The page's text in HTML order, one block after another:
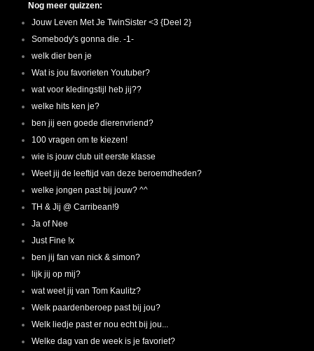
Nog meer quizzen:
Jouw Leven Met Je TwinSister <3 {Deel 2}
Somebody's gonna die. -1-
welk dier ben je
Wat is jou favorieten Youtuber?
wat voor kledingstijl heb jij??
welke hits ken je?
ben jij een goede dierenvriend?
100 vragen om te kiezen!
wie is jouw club uit eerste klasse
Weet jij de leeftijd van deze beroemdheden?
welke jongen past bij jouw? ^^
TH & Jij @ Carribean!9
Ja of Nee
Just Fine !x
ben jij fan van nick & simon?
lijk jij op mij?
wat weet jij van Tom Kaulitz?
Welk paardenberoep past bij jou?
Welk liedje past er nou echt bij jou...
Welke dag van de week is je favoriet?